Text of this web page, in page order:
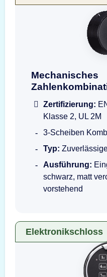
Mechanisches
Zertifizierung:
Klasse 2, UL 2M
3-Scheiben
Typ:
Ausführung:
schwarz, matt
vorstehend
Elektronikschloss